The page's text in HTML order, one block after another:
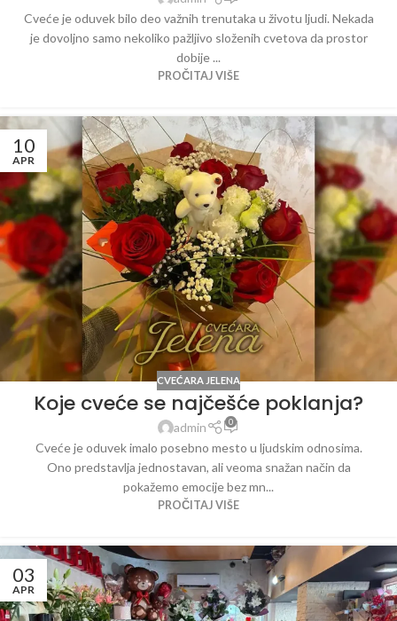
Cveće je oduvek bilo deo važnih trenutaka u životu ljudi. Nekada
je dovoljno samo nekoliko pažljivo složenih cvetova da prostor
dobije ...
PROČITAJ VIŠE
10
APR
CVEĆARA JELENA
Koje cveće se najčešće poklanja?
admin 0
Cveće je oduvek imalo posebno mesto u ljudskim odnosima.
Ono predstavlja jednostavan, ali veoma snažan način da
pokažemo emocije bez mn...
PROČITAJ VIŠE
03
APR